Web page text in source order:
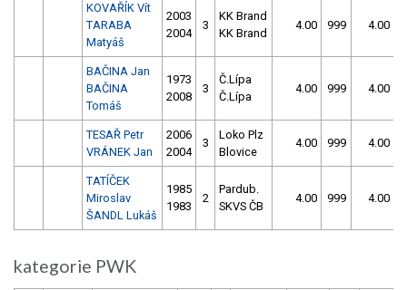
KOVAŘÍK Vít
TARABA
Matyáš
2003
2004
3
KK Brand
KK Brand
4.00 999 4.00
BAČINA Jan
BAČINA
Tomáš
1973
2008
3
Č.Lípa
Č.Lípa
4.00 999 4.00
TESAŘ Petr
VRÁNEK Jan
2006
2004
3
Loko Plz
Blovice
4.00 999 4.00
TATÍČEK
Miroslav
ŠANDL Lukáš
1985
1983
2
Pardub.
SKVS ČB
4.00 999 4.00
kategorie PWK